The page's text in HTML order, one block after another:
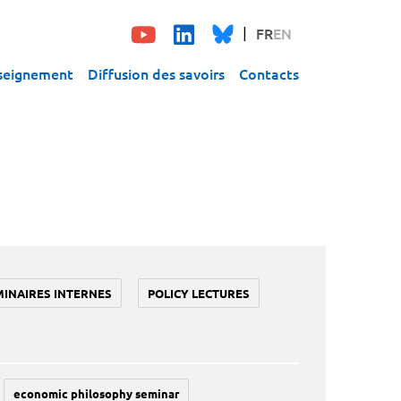
FREN
Diffusion des savoirs Contacts
INTERNES POLICY LECTURES
economic philosophy seminar